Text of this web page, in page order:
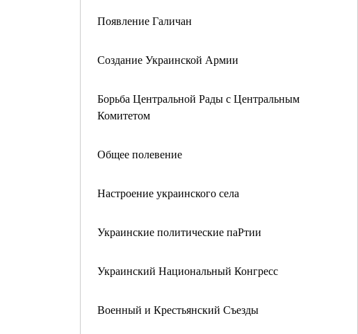
Появление Галичан
Создание Украинской Армии
Борьба Центральной Рады с Центральным
Комитетом
Общее полевение
Настроение украинского села
Украинские политические паРтии
Украинский Национальный Конгресс
Военный и Крестьянский Съезды